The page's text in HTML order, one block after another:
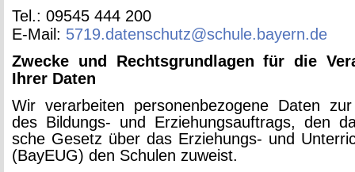
Tel.: 09545 444 200
E-Mail: 5719.​datenschutz@​schule.​bayern.​de
Zwe­cke und Rechts­grund­la­gen für die
Ihrer Daten
Wir ver­ar­bei­ten per­so­nen­be­zo­ge­ne Daten
des Bil­dungs- und Er­zie­hungs­auf­trags, den
sche Ge­setz über das Er­zie­hungs- und
(Ba­y­EUG) den Schu­len zu­weist.